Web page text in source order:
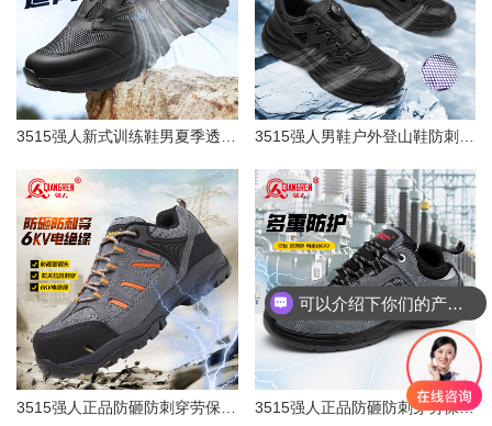
3515强人正品防砸防刺穿劳保鞋6KV电绝缘工地安全工作鞋原厂直供
可以介绍下你们的产品么？
你们是怎么收费的呢？